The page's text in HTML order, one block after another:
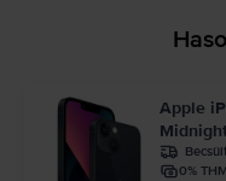
Apple
0%